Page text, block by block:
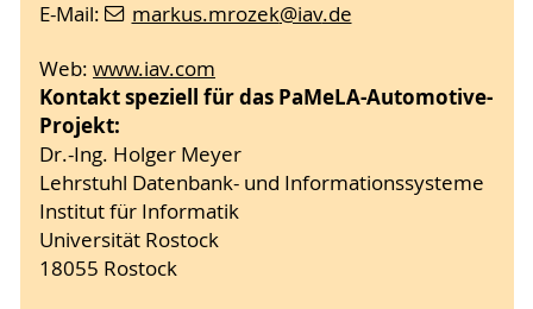
E-Mail:
markus.mrozek@iav.de
Web: www.iav.com
Kontakt speziell für das PaMeLA-Automotive-
Projekt:
Dr.-Ing. Holger Meyer
Lehrstuhl Datenbank- und Informationssysteme
Institut für Informatik
Universität Rostock
18055 Rostock